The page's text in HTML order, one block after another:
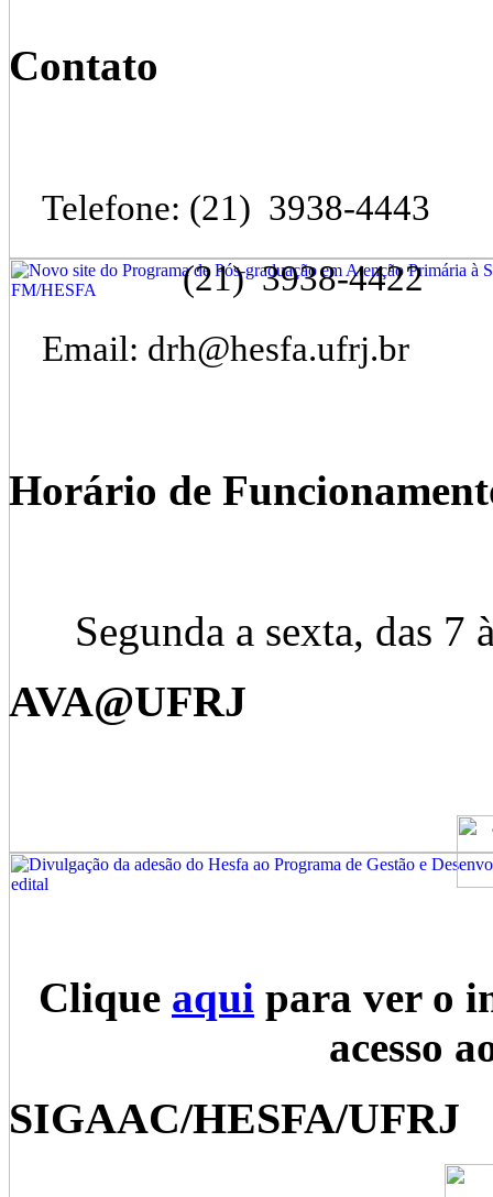
Contato
Telefone: (21) 3938-4443
(21) 3938-4422
Email: drh@hesfa.ufrj.br
Horário de
Segunda a sexta, das 7
AVA@UFRJ
Clique aqui para ver o
acesso
SIGAAC/HESFA/UFRJ